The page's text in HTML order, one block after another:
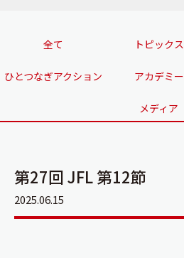
全て トピックス
ひとつなぎアクション アカデミー
メディア
第27回 JFL 第12節
2025.06.15